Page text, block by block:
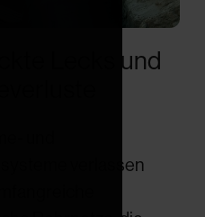
Lecks und
und
verlassen